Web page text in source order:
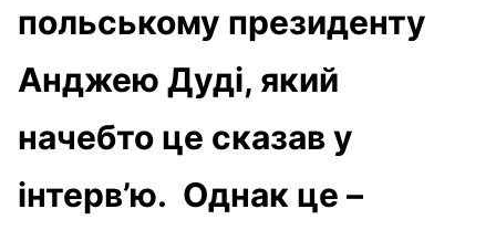
польському президенту
Анджею Дуді, який
начебто це сказав у
інтерв’ю. Однак це –